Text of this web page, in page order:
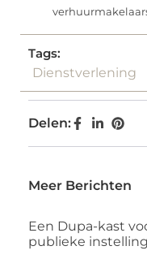
Tags:
Dienstverlening
Delen:
Meer Berichten
Een Dupa-kast
publieke